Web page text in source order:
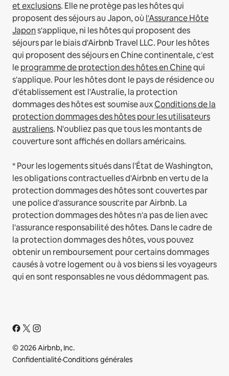
et exclusions. Elle ne protège pas les hôtes qui
proposent des séjours au Japon, où l'Assurance Hôte
Japons'applique, ni les hôtes qui proposent des
séjours par le biais d'Airbnb Travel LLC. Pour les hôtes
qui proposent des séjours en Chine continentale, c'est
leprogramme de protection des hôtes en Chinequi
s'applique. Pour les hôtes dont le pays de résidence ou
d'établissement est l'Australie, la protection
dommages des hôtes est soumise auxConditions de la
protection dommages des hôtes pour les utilisateurs
australiens. N'oubliez pas que tous les montants de
couverture sont affichés en dollars américains.
* Pour les logements situés dans l'État de Washington,
les obligations contractuelles d'Airbnb en vertu de la
protection dommages des hôtes sont couvertes par
une police d'assurance souscrite par Airbnb. La
protection dommages des hôtes n'a pas de lien avec
l'assurance responsabilité des hôtes. Dans le cadre de
la protection dommages des hôtes, vous pouvez
obtenir un remboursement pour certains dommages
causés à votre logement ou à vos biens si les voyageurs
qui en sont responsables ne vous dédommagent pas.
© 2026 Airbnb, Inc.
Confidentialité·Conditions générales